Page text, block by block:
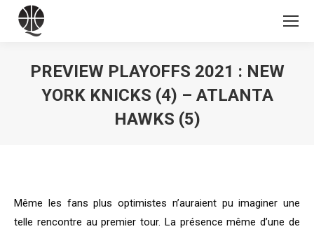
PREVIEW PLAYOFFS 2021 : NEW
YORK KNICKS (4) – ATLANTA
HAWKS (5)
Même les fans plus optimistes n’auraient pu imaginer une
telle rencontre au premier tour. La présence même d’une de